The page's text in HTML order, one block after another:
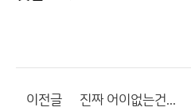
이전글 진짜 어이없는건...